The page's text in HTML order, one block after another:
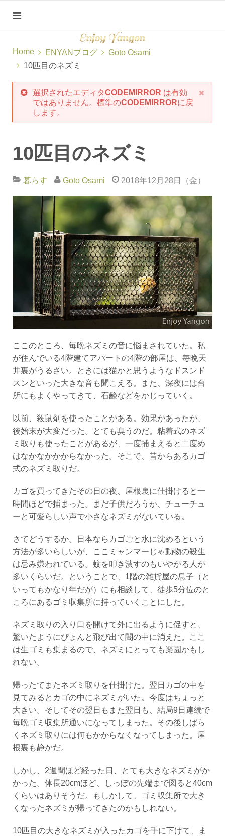
Home ENYANブログ
Goto Osami
10匹目のネズミ
選択されたエディタCODEMIRROR は有効
ではありません。標準のCODEMIRRORに戻
します。
10匹目のネズミ
暮らす Goto Osami 2018年12月28日（金）
ここのところ、毎晩ネズミの音に悩まされていた。私
が住んでいる4階建てアパートの4階の部屋は、毎晩天
井裏がうるさい。ときには猫かと思うようなドスンド
スンといった大きな音も聞こえる。また、深夜には台
所にもよくやってきて、石鹸などをかじっていく。
以前、殺鼠剤を使ったことがある。効果があったが、
後始末が大変だった。とても臭うのだ。粘着式のネズ
ミ取りも使ったことがあるが、一度捕まえると二度め
はなかなかかからなかった。そこで、昔からあるカゴ
式のネズミ取りだ。
カゴを買ってきたその日の夜、屋根裏に仕掛けると一
時間ほどで捕まった。まだ子供だろうか、チューチュ
ーと可愛らしい声で小さなネズミがないている。
さてどうするか。日本ならカゴごと水に沈めるという
方法が多いらしいが、ここミャンマーじゃ動物の殺生
は忌み嫌われている。蚊を叩き潰すのもいやがる人が
多いくらいだ。ということで、1階の雑貨屋の息子（と
いってもかなり年だが）にも相談して、徒歩5分位のと
ころにあるゴミ収集所に持っていくことにした。
ネズミ取りの入り口を開けて外に出るように促すと、
驚いたようにぴょんと飛び出て闇の中に消えた。ここ
は生ゴミも集まるので、ネズミにとっても楽園かもし
れない。
帰ったてまたネズミ取りを仕掛けた。翌日カゴの中を
見てみるとカゴの中にネズミがいた。今度はちょっと
大きい。そしてその翌日もまた翌日も、結局9日連続で
毎晩ゴミ収集所通いになってしまった。その後しばら
くネズミ取りには何もかからなくなってしまった。屋
根裏も静かだ。
しかし、2週間ほど経った日、とても大きなネズミがか
かった。体長20cmほど、しっぽの先端まで図ると40cm
くらいはありそうだ。もしかして、ゴミ収集所で大き
くなったネズミが帰ってきたのかもしれない。
10匹目の大きなネズミが入ったカゴを手に下げて、ま